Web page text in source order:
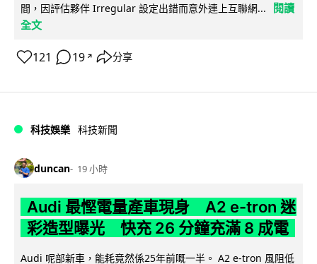
間，因評估夥伴 Irregular 設定出錯而意外連上互聯網...
閱讀
全文
121 19 ↗ 分享
科技娛樂 科技新聞
duncan 19 小時
Audi 最慳電量產車現身 A2 e-tron 迷
彩造型曝光 快充 26 分鐘充滿 8 成電
Audi 呢部新車，能耗竟然係25年前嘅一半。 A2 e-tron 風阻低